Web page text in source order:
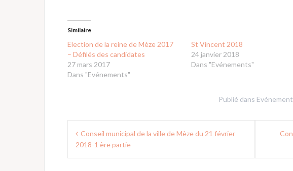
Similaire
Election de la reine de Mèze 2017
– Défilés des candidates
27 mars 2017
Dans "Evénements"
St Vincent 2018
24 janvier 2018
Dans "Evénements"
Publié dans
Navigation
deConseil municipal de la ville de Mèze du 21 février
2018-1 ère partie